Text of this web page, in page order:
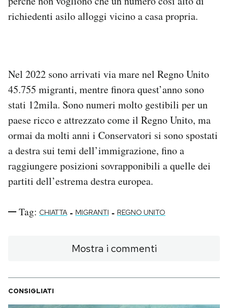
richiedenti asilo alloggi vicino a casa propria.
Nel 2022 sono arrivati via mare nel Regno Unito
45.755 migranti, mentre finora quest’anno sono
stati 12mila. Sono numeri molto gestibili per un
paese ricco e attrezzato come il Regno Unito, ma
ormai da molti anni i Conservatori si sono spostati
a destra sui temi dell’immigrazione, fino a
raggiungere posizioni sovrapponibili a quelle dei
partiti dell’estrema destra europea.
Tag: CHIATTA - MIGRANTI - REGNO UNITO
Mostra i commenti
CONSIGLIATI